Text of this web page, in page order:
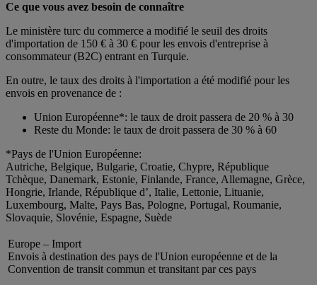
Ce que vous avez besoin de connaître
Le ministère turc du commerce a modifié le seuil des droits
d'importation de 150 € à 30 € pour les envois d'entreprise à
consommateur (B2C) entrant en Turquie.
En outre, le taux des droits à l'importation a été modifié pour les
envois en provenance de :
Union Européenne*: le taux de droit passera de 20 % à 30
Reste du Monde: le taux de droit passera de 30 % à 60
*Pays de l'Union Européenne:
Autriche, Belgique, Bulgarie, Croatie, Chypre, République
Tchèque, Danemark, Estonie, Finlande, France, Allemagne, Grèce,
Hongrie, Irlande, République d’, Italie, Lettonie, Lituanie,
Luxembourg, Malte, Pays Bas, Pologne, Portugal, Roumanie,
Slovaquie, Slovénie, Espagne, Suède
Europe – Import
Envois à destination des pays de l'Union européenne et de la
Convention de transit commun et transitant par ces pays